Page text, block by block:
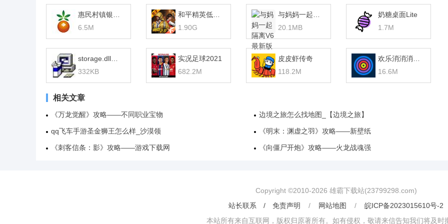
6.5M
1.90G
20.1MB
奶糖桌面Lite
1.7M
332KB
实况足球2021
682.2M
皮皮虾传奇
118.2M
16.6M
相关文章
《万龙觉醒》攻略——不同职业宝物 边境之旅怎么找地图_【边境之旅】
qq飞车手游圣金狮王怎么样_沙漠领 《明末：渊虚之羽》攻略——新壁纸
《刺客信条：影》攻略——游戏下载网 《向僵尸开炮》攻略——火龙战魂强
Copyright ©2010-2026 雄霸下载站(23799298.com)
站长联系 / 免责声明
/ 网站地图 /
皖ICP备2023015610号-2
本站所有来自互联网，版权归原著所有。如有侵权，敬请来信告知我们将及时